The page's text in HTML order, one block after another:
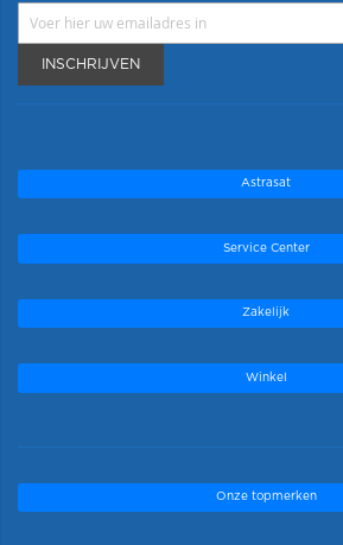
INSCHRIJVEN
Astrasat
Service Center
Zakelijk
Winkel
Onze topmerken